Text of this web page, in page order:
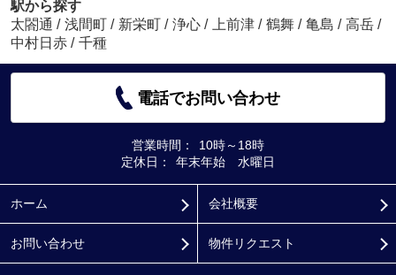
駅から探す
太閤通 / 浅間町 / 新栄町 / 浄心 / 上前津 / 鶴舞 / 亀島 / 高岳 /
中村日赤 / 千種
電話でお問い合わせ
営業時間：
10時～18時
定休日：
年末年始 水曜日
ホーム 会社概要
お問い合わせ 物件リクエスト